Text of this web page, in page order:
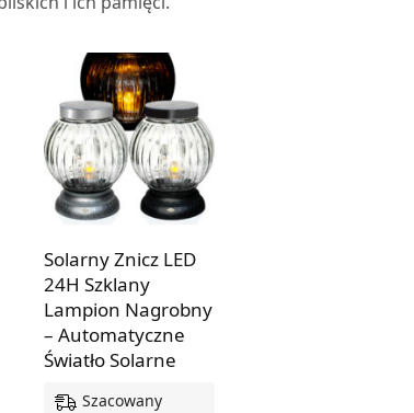
Solarny Znicz LED
24H Szklany
Lampion Nagrobny
– Automatyczne
Światło Solarne
Szacowany